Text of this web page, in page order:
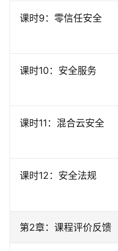
课时9 ： 零信任安全
课时10 ： 安全服务
课时11 ： 混合云安全
课时12 ： 安全法规
第2章： 课程评价反馈